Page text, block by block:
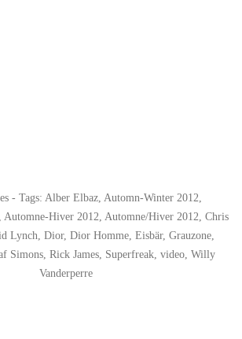
- Tags: Alber Elbaz, Automn-Winter 2012,
Automne-Hiver 2012, Automne/Hiver 2012, Chris
Lynch, Dior, Dior Homme, Eisbär, Grauzone,
Simons, Rick James, Superfreak, video, Willy
Vanderperre